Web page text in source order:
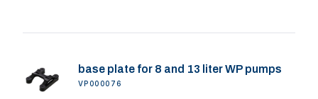
base plate for 8 and 13 liter WP pumps
VP000076